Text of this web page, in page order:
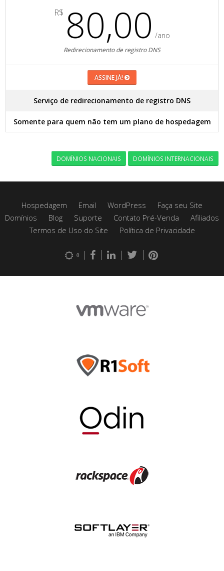
R$ 80,00 /ano
Redirecionamento de registro DNS
ASSINE JÁ!
Serviço de redirecionamento de registro DNS
Somente para quem não tem um plano de hospedagem
DOMÍNIOS NACIONAIS DOMÍNIOS INTERNACIONAIS
Hospedagem Email WordPress
Faça seu Site
Domínios
Blog Suporte Contato Pré-Venda
Afiliados
Termos de Uso do Site
Política de Privacidade
0